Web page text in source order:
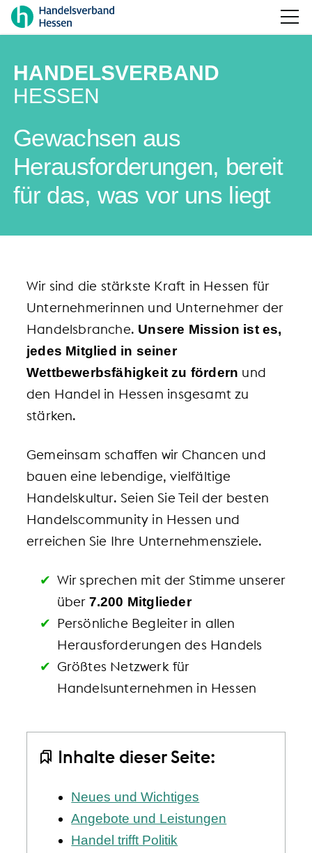
HANDELSVERBAND
HESSEN
Gewachsen aus
Herausforderungen, bereit
für das, was vor uns liegt
Wir sind die stärkste Kraft in Hessen für
Unternehmerinnen und Unternehmer der
Handelsbranche. Unsere Mission ist es,
jedes Mitglied in seiner
Wettbewerbsfähigkeit zu fördern und
den Handel in Hessen insgesamt zu
stärken.
Gemeinsam schaffen wir Chancen und
bauen eine lebendige, vielfältige
Handelskultur. Seien Sie Teil der besten
Handelscommunity in Hessen und
erreichen Sie Ihre Unternehmensziele.
Wir sprechen mit der Stimme unserer
über 7.200 Mitglieder
Persönliche Begleiter in allen
Herausforderungen des Handels
Größtes Netzwerk für
Handelsunternehmen in Hessen
Inhalte dieser Seite:
Neues und Wichtiges
Angebote und Leistungen
Handel trifft Politik